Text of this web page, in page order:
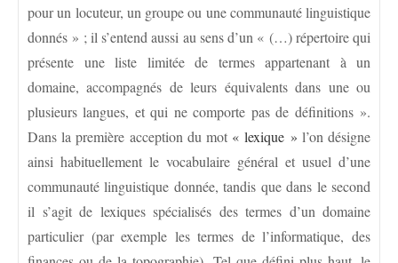
pour un locuteur, un groupe ou une communauté linguistique
donnés » ; il s’entend aussi au sens d’un « (…) répertoire qui
présente une liste limitée de termes appartenant à un
domaine, accompagnés de leurs équivalents dans une ou
plusieurs langues, et qui ne comporte pas de définitions ».
Dans la première acception du mot « lexique » l’on désigne
ainsi habituellement le vocabulaire général et usuel d’une
communauté linguistique donnée, tandis que dans le second
il s’agit de lexiques spécialisés des termes d’un domaine
particulier (par exemple les termes de l’informatique, des